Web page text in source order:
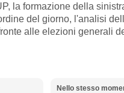
la formazione della
del giorno, l'analisi
alle elezioni generali
Nello stesso